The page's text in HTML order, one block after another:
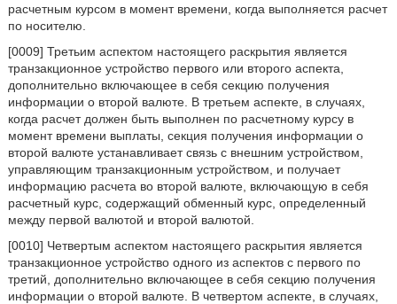
расчетным курсом в момент времени, когда выполняется расчет
по носителю.
[0009] Третьим аспектом настоящего раскрытия является
транзакционное устройство первого или второго аспекта,
дополнительно включающее в себя секцию получения
информации о второй валюте. В третьем аспекте, в случаях,
когда расчет должен быть выполнен по расчетному курсу в
момент времени выплаты, секция получения информации о
второй валюте устанавливает связь с внешним устройством,
управляющим транзакционным устройством, и получает
информацию расчета во второй валюте, включающую в себя
расчетный курс, содержащий обменный курс, определенный
между первой валютой и второй валютой.
[0010] Четвертым аспектом настоящего раскрытия является
транзакционное устройство одного из аспектов с первого по
третий, дополнительно включающее в себя секцию получения
информации о второй валюте. В четвертом аспекте, в случаях,